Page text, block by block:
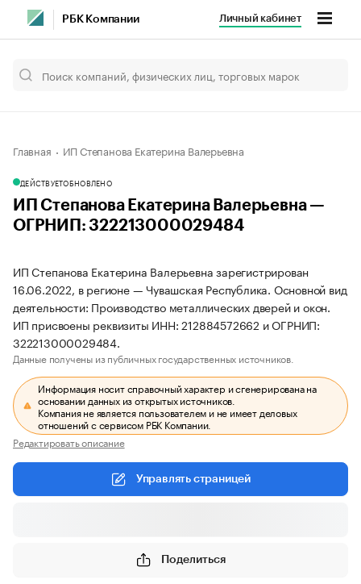
РБК Компании Личный кабинет
Главная ИП Степанова Екатерина Валерьевна
ДЕЙСТВУЕТОБНОВЛЕНО
ИП Степанова Екатерина Валерьевна —
ОГРНИП: 322213000029484
ИП Степанова Екатерина Валерьевна зарегистрирован
16.06.2022, в регионе — Чувашская Республика. Основной вид
деятельности: Производство металлических дверей и окон.
ИП присвоены реквизиты ИНН: 212884572662 и ОГРНИП:
322213000029484.
Данные получены из публичных государственных источников.
Информация носит справочный характер и сгенерирована на
основании данных из открытых источников.
Компания не является пользователем и не имеет деловых
отношений с сервисом РБК Компании.
Редактировать описание
Управлять страницей
Поделиться